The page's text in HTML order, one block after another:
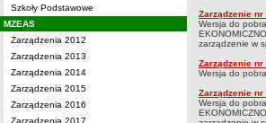
Szkoły Podstawowe
MZEAS
Zarządzenia 2012
Zarządzenia 2013
Zarządzenia 2014
Zarządzenia 2015
Zarządzenia 2016
Zarządzenia 2017
Zarządzenie nr
Wersja do
zarządzenie w
Zarządzenie nr
Wersja do
Zarządzenie nr
Wersja do